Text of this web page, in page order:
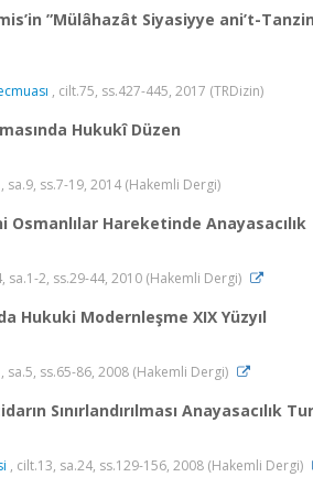
”Mülâhazât Siyasiyye ani’t-
, cilt.75, ss.427-445, 2017 (TRDizin)
Hukukî Düzen
, sa.9, ss.7-19, 2014 (Hakemli Dergi)
Osmanlılar Hareketinde Anayasacılık
sa.1-2, ss.29-44, 2010 (Hakemli Dergi)
Hukuki Modernleşme XIX Yüzyıl
, sa.5, ss.65-86, 2008 (Hakemli Dergi)
Sınırlandırılması Anayasacılık
, cilt.13, sa.24, ss.129-156, 2008 (Hakemli Dergi)